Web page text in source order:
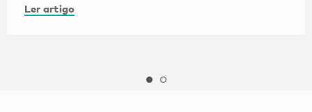
Ler artigo